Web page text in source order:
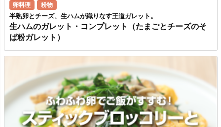
卵料理 粉物
半熟卵とチーズ、生ハムが織りなす王道ガレット。
生ハムのガレット・コンプレット（たまごとチーズのそ
ば粉ガレット）